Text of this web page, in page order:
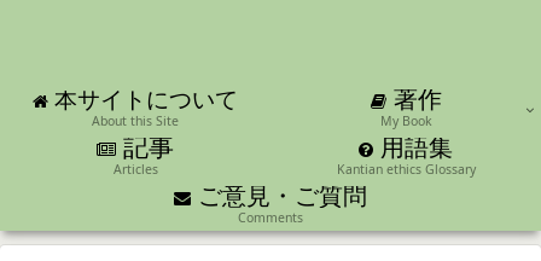
本サイトについて
About this Site
著作
My Book
記事
Articles
用語集
Kantian ethics Glossary
ご意見・ご質問
Comments